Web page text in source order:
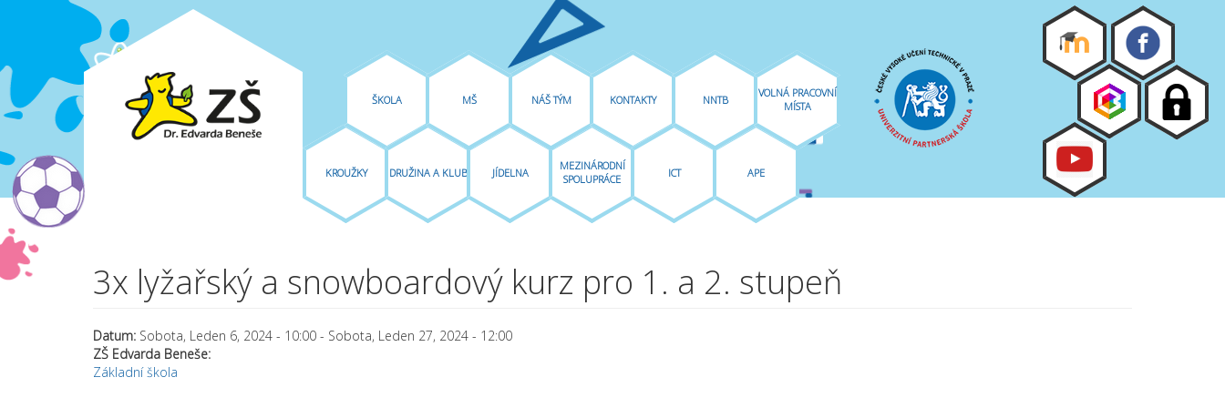
Přejít k hlavnímu obsahu
KROUŽKY
ŠKOLA
DRUŽINA A KLUB JÍDELNA
MEZINÁRODNÍ
SPOLUPRÁCE
NÁŠ TÝM KONTAKTY
ICT APE
MŠ NNTB
VOLNÁ PRACOVNÍ
MÍSTA
3x lyžařský a snowboardový kurz pro 1. a 2. stupeň
Datum: Sobota, Leden 6, 2024 - 10:00 - Sobota, Leden 27, 2024 - 12:00
ZŠ Edvarda Beneše:
Základní škola